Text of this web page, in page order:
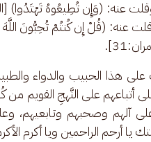
عنه: (وَإِن تُطِيعُوهُ تَهْتَدُوا)
عنه: (قُلْ إِن كُنتُمْ تُحِبُّونَ اللَّهَ
هذا الحبيب والدواء
على النَّهجِ القويم من
آلهم وصحبهم وتابعيهم،
يا أرحم الراحمين ويا أكرم